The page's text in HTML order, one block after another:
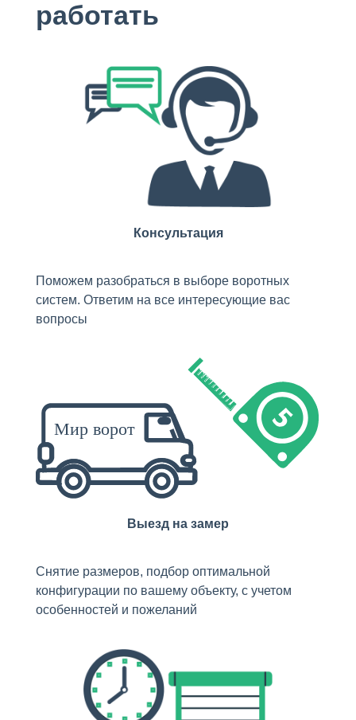
работать
Консультация
Поможем разобраться в выборе воротных
систем. Ответим на все интересующие вас
вопросы
Выезд на замер
Снятие размеров, подбор оптимальной
конфигурации по вашему объекту, с учетом
особенностей и пожеланий